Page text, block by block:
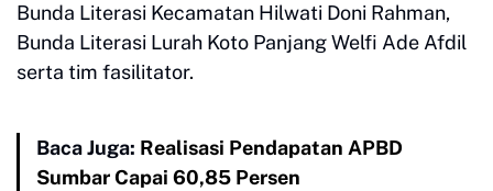
Bunda Literasi Kecamatan Hilwati Doni Rahman,
Bunda Literasi Lurah Koto Panjang Welfi Ade Afdil
serta tim fasilitator.
Baca Juga: Realisasi Pendapatan APBD
Sumbar Capai 60,85 Persen